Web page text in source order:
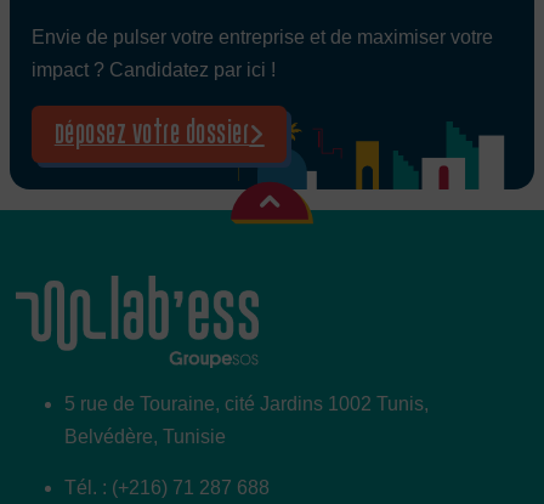
Envie de pulser votre entreprise et de maximiser votre
impact ? Candidatez par ici !
Déposez votre dossier
5 rue de Touraine, cité Jardins 1002 Tunis,
Belvédère, Tunisie
Tél. : (+216) 71 287 688